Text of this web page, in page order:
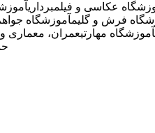
عکاسی و فیلمبرداری
فرش و گلیمآموزشگاه
آموزشگاه مهارتیعمران، معماری و